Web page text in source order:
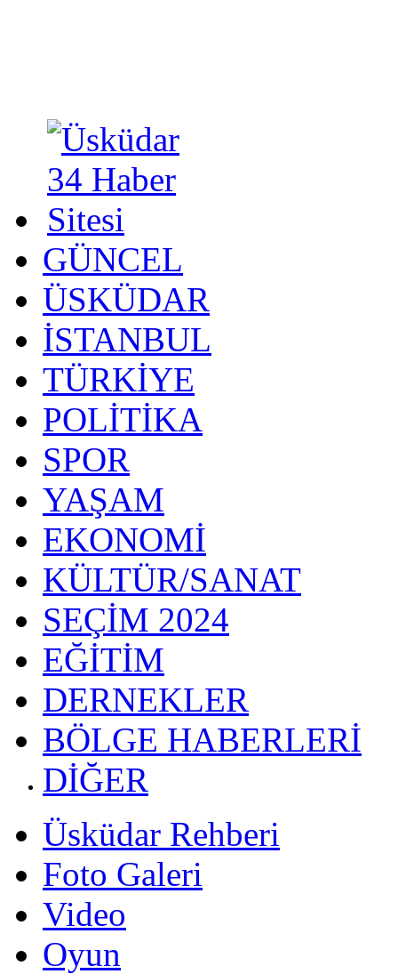
GÜNCEL
ÜSKÜDAR
İSTANBUL
TÜRKİYE
POLİTİKA
SPOR
YAŞAM
EKONOMİ
KÜLTÜR/SANAT
SEÇİM 2024
EĞİTİM
DERNEKLER
BÖLGE HABERLERİ
DİĞER
Üsküdar Rehberi
Foto Galeri
Video
Oyun